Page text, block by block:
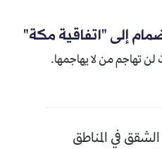
إلى "اتفاقية مكة"
لن تهاجم من لا يهاجمها.
في المناطق